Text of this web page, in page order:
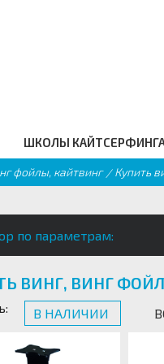
Балансборды
Гидро Аксессуары
Промо
ШКОЛЫ
ссылки
фойлы, кайтвинг Купить
по параметрам:
ВИНГ, ВИНГ
В НАЛИЧИИ